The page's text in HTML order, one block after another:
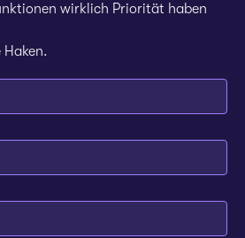
wirklich Priorität haben